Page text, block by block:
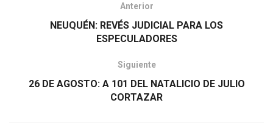
Anterior
NEUQUÉN: REVÉS JUDICIAL PARA LOS
ESPECULADORES
Siguiente
26 DE AGOSTO: A 101 DEL NATALICIO DE JULIO
CORTAZAR